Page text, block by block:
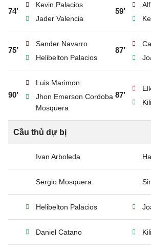
74’
Kevin Palacios
Jader Valencia
59’
75’
Sander Navarro
Helibelton Palacios
87’
90’
Luis Marimon
Jhon Emerson Cordoba
Mosquera
87’
Cầu thủ dự bị
Ivan Arboleda
Sergio Mosquera
Helibelton Palacios
Daniel Catano